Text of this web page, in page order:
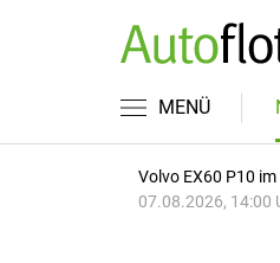
MENÜ
Volvo EX60 P10
07.08.2026, 14:00